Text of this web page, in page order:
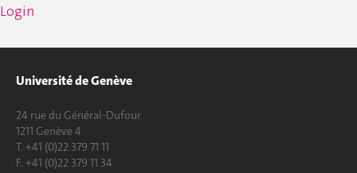
Login
Université de Genève
24 rue du Général-Dufour
1211 Genève 4
T. +41 (0)22 379 71 11
F. +41 (0)22 379 11 34